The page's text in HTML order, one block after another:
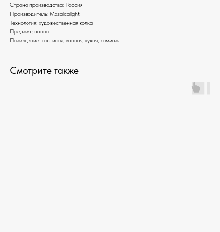
Страна производства: Россия
Производитель: Mosaicalight
Технология: художественная колка
Предмет: панно
Помещение: гостиная, ванная, кухня, хаммам
Смотрите также